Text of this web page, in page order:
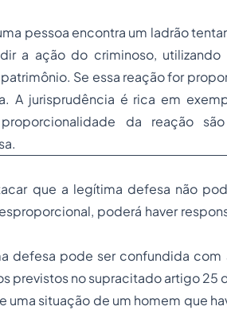
pessoa encontra um ladrão
a ação do criminoso, utilizando
Se essa reação for
A jurisprudência é rica em
da reação
que a legítima defesa não
poderá haver
defesa pode ser confundida com
previstos no supracitado artigo 25
situação de um homem que